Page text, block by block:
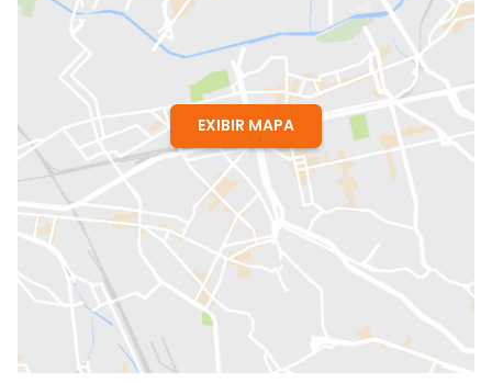
EXIBIR MAPA